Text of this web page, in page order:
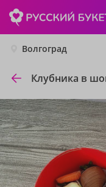
Волгоград
Клубника в